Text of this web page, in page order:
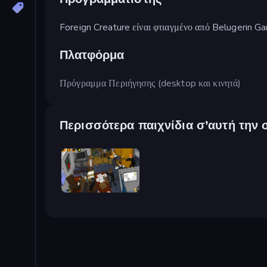
Foreign Creature είναι φτιαγμένο από Belugerin
Πλατφόρμα
Πρόγραμμα Περιήγησης (desktop και κινητά)
Περισσότερα παιχνίδια σ’αυτή την
Foreign Creature 2